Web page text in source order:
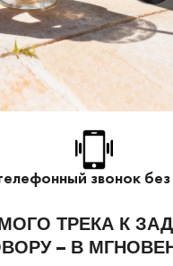
звонок
ТРЕКА К
– В